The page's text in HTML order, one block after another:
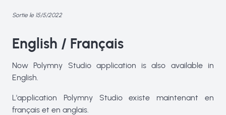
Sortie le 15/5/2022
English / Français
Now Polymny Studio application is also available in
English.
L'application Polymny Studio existe maintenant en
français et en anglais.